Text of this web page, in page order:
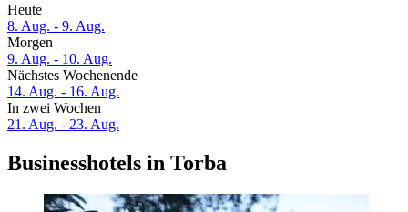
Heute
8. Aug. - 9. Aug.
Morgen
9. Aug. - 10. Aug.
Nächstes Wochenende
14. Aug. - 16. Aug.
In zwei Wochen
21. Aug. - 23. Aug.
Businesshotels in Torba